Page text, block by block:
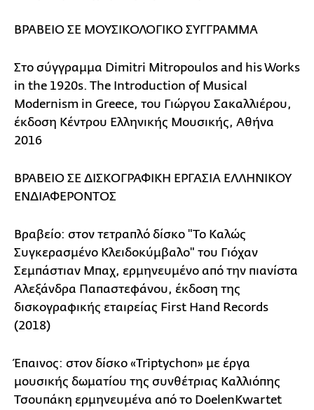
ΒΡΑΒΕΙΟ ΣΕ ΜΟΥΣΙΚΟΛΟΓΙΚΟ ΣΥΓΓΡΑΜΜΑ
Στο σύγγραμμα Dimitri Mitropoulos and his Works
in the 1920s. The Introduction of Musical
Modernism in Greece, του Γιώργου Σακαλλιέρου,
έκδοση Κέντρου Ελληνικής Μουσικής, Αθήνα
2016
ΒΡΑΒΕΙΟ ΣΕ ΔΙΣΚΟΓΡΑΦΙΚΗ ΕΡΓΑΣΙΑ ΕΛΛΗΝΙΚΟΥ
ΕΝΔΙΑΦΕΡΟΝΤΟΣ
Βραβείο: στον τετραπλό δίσκο "Το Καλώς
Συγκερασμένο Κλειδοκύμβαλο" του Γιόχαν
Σεμπάστιαν Μπαχ, ερμηνευμένο από την πιανίστα
Αλεξάνδρα Παπαστεφάνου, έκδοση της
δισκογραφικής εταιρείας First Hand Records
(2018)
Έπαινος: στον δίσκο «Triptychon» με έργα
μουσικής δωματίου της συνθέτριας Καλλιόπης
Τσουπάκη ερμηνευμένα από το DoelenKwartet